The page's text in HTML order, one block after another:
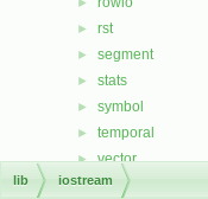
► rst
► segment
► stats
► symbol
► temporal
► vector
► msvc
lib iostream